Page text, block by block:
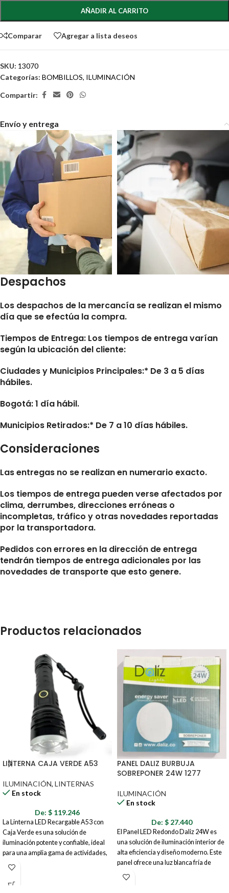
AÑADIR AL CARRITO
Comparar Agregar a lista deseos
SKU: 13070
Categorías: BOMBILLOS, ILUMINACIÓN
Compartir:
Envío y entrega
Despachos
Los despachos de la mercancía se realizan el mismo
día que se efectúa la compra.
Tiempos de Entrega: Los tiempos de entrega varían
según la ubicación del cliente:
Ciudades y Municipios Principales:* De 3 a 5 días
hábiles.
Bogotá: 1 día hábil.
Municipios Retirados:* De 7 a 10 días hábiles.
Consideraciones
Las entregas no se realizan en numerario exacto.
Los tiempos de entrega pueden verse afectados por
clima, derrumbes, direcciones erróneas o
incompletas, tráfico y otras novedades reportadas
por la transportadora.
Pedidos con errores en la dirección de entrega
tendrán tiempos de entrega adicionales por las
novedades de transporte que esto genere.
Productos relacionados
LINTERNA CAJA VERDE A53
ILUMINACIÓN, LINTERNAS
En stock
De: $ 119.246
La Linterna LED Recargable A53 con
Caja Verde es una solución de
iluminación potente y confiable, ideal
para una amplia gama de actividades,
desde aventuras al aire libre hasta
situaciones de emergencia. Su diseño
robusto, sus múltiples modos de
PANEL DALIZ BURBUJA
SOBREPONER 24W 1277
ILUMINACIÓN
En stock
De: $ 27.440
El Panel LED Redondo Daliz 24W es
una solución de iluminación interior de
alta eficiencia y diseño moderno. Este
panel ofrece una luz blanca fría de
6500K, ideal para crear ambientes
luminosos y funcionales en diversos